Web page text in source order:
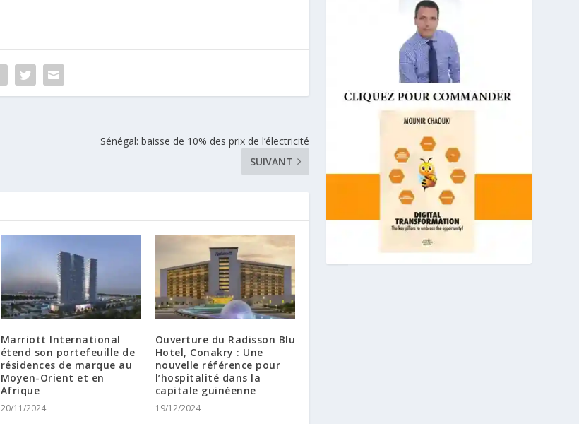
Sénégal: baisse de 10% des prix de l’électricité
SUIVANT
Marriott International
étend son portefeuille de
résidences de marque au
Moyen-Orient et en
Afrique
20/11/2024
Ouverture du Radisson Blu
Hotel, Conakry : Une
nouvelle référence pour
l’hospitalité dans la
capitale guinéenne
19/12/2024